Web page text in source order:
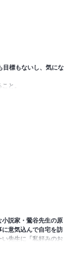
目標もないし、気にな
と。
みは分別してや」と
説家・鶯谷先生の原
意気込んで自宅を訪
先生に「私好みのお
払われ…。